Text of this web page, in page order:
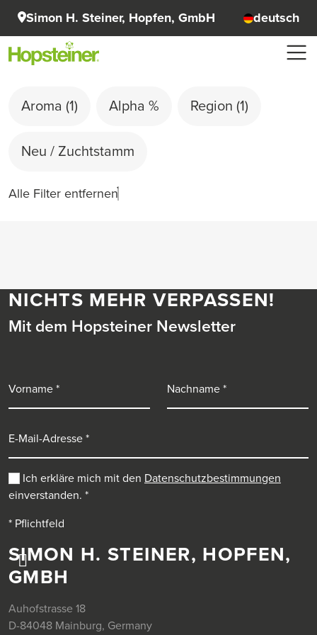
Simon H. Steiner, Hopfen, GmbH deutsch
Aroma (1) Alpha % Region (1)
Neu / Zuchtstamm
Alle Filter entfernen
SIMON H. STEINER, HOPFEN,
GMBH
Auhofstrasse 18
D-84048 Mainburg, Germany
NICHTS MEHR VERPASSEN!
Mit dem Hopsteiner Newsletter
Ich erkläre mich mit den Datenschutzbestimmungen
einverstanden. *
* Pflichtfeld